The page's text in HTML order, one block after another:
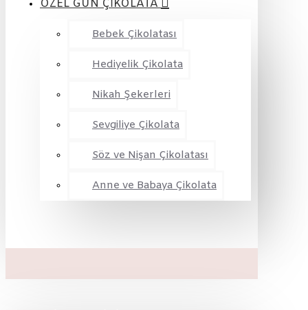
ÖZEL GÜN ÇİKOLATA
Bebek Çikolatası
Hediyelik Çikolata
Nikah Şekerleri
Sevgiliye Çikolata
Söz ve Nişan Çikolatası
Anne ve Babaya Çikolata